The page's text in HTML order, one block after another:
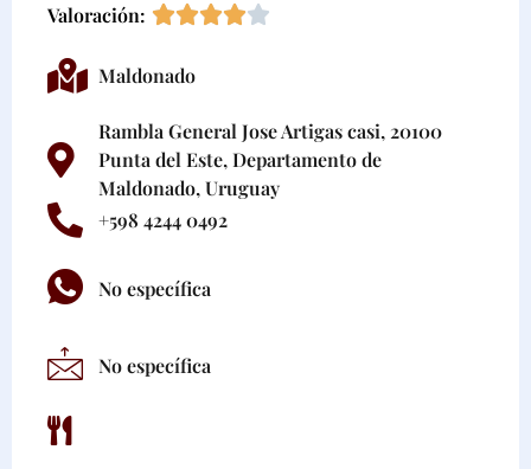
Valoración:
Maldonado
Rambla General Jose Artigas casi, 20100
Punta del Este, Departamento de
Maldonado, Uruguay
+598 4244 0492
No específica
No específica